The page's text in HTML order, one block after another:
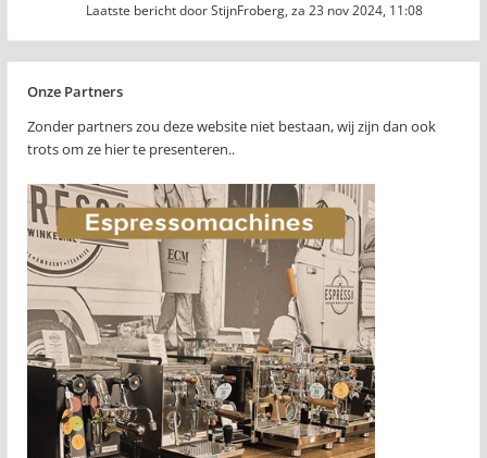
Laatste bericht doorStijnFroberg, za 23 nov 2024, 11:08
Onze Partners
Zonder partners zou deze website niet bestaan, wij zijn dan ook
trots om ze hier te presenteren..